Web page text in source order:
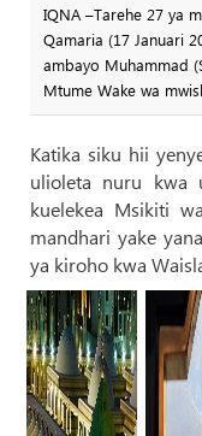
IQNA –Tarehe 27 ya
Qamaria (17 Januari
ambayo Muhammad
Mtume Wake wa
Katika siku hii
ulioleta nuru kwa
kuelekea Msikiti
mandhari yake
ya kiroho kwa